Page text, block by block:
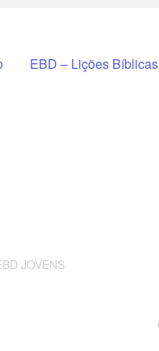
EBD – Lições Bíblicas
JOVENS